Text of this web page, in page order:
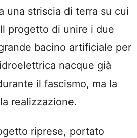
una striscia di terra su cui
progetto di unire i due
bacino artificiale per
nacque già
il fascismo, ma la
realizzazione.
riprese, portato